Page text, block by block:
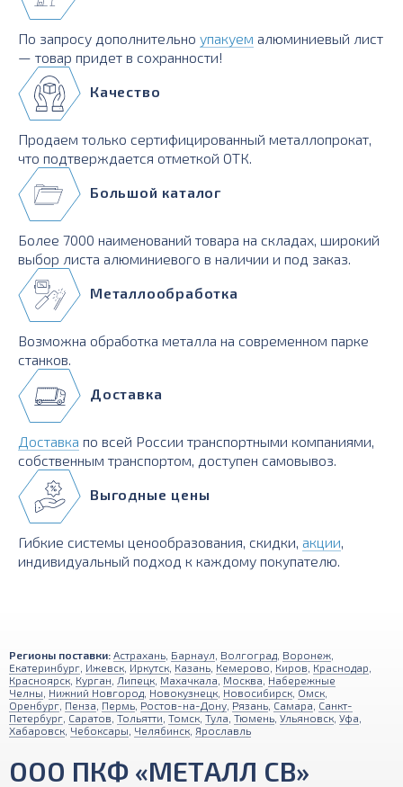
По запросу дополнительно упакуем алюминиевый лист
— товар придет в сохранности!
Качество
Продаем только сертифицированный металлопрокат,
что подтверждается отметкой ОТК.
Большой каталог
Более 7000 наименований товара на складах, широкий
выбор листа алюминиевого в наличии и под заказ.
Металлообработка
Возможна обработка металла на современном парке
станков.
Доставка
Доставка по всей России транспортными компаниями,
собственным транспортом, доступен самовывоз.
Выгодные цены
Гибкие системы ценообразования, скидки, акции,
индивидуальный подход к каждому покупателю.
Регионы поставки: Астрахань Барнаул Волгоград Воронеж
Екатеринбург Ижевск Иркутск Казань Кемерово Киров Краснодар
Красноярск Курган Липецк Махачкала Москва Набережные
Челны Нижний Новгород Новокузнецк Новосибирск Омск
Оренбург Пенза Пермь Ростов-на-Дону Рязань Самара Санкт-
Петербург Саратов Тольятти Томск Тула Тюмень Ульяновск Уфа
Хабаровск Чебоксары Челябинск Ярославль
ООО ПКФ «МЕТАЛЛ СВ»